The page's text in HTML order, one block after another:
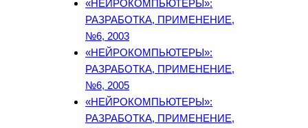
«НЕЙРОКОМПЬЮТЕРЫ»:
РАЗРАБОТКА, ПРИМЕНЕНИЕ,
№6, 2003
«НЕЙРОКОМПЬЮТЕРЫ»:
РАЗРАБОТКА, ПРИМЕНЕНИЕ,
№6, 2005
«НЕЙРОКОМПЬЮТЕРЫ»:
РАЗРАБОТКА, ПРИМЕНЕНИЕ,